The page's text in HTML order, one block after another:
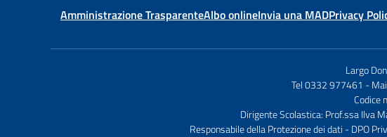
Amministrazione TrasparenteAlbo onlineInvia una MADPrivacy
Largo
Tel 0332 977461 -
Codice
Dirigente Scolastica: Prof.ssa Ilva
Responsabile della Protezione dei dati - DPO